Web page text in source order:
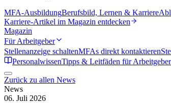
MFA-AusbildungBerufsbild, Lernen & Karriere
Karriere-Artikel im Magazin entdecken
Magazin
Für Arbeitgeber
Stellenanzeige schaltenMFAs direkt kontaktieren
PersonalwissenTipps & Leitfäden für Arbeitgeber
Zurück zu allen News
News
06. Juli 2026